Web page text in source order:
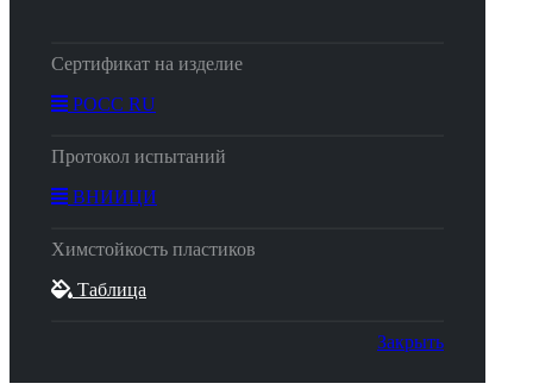
Сертификат на изделие
РОСС RU
Протокол испытаний
ВНИИЦИ
Химстойкость пластиков
Таблица
Закрыть